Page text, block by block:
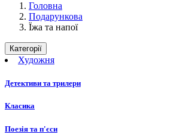
Головна
Подарункова
Їжа та напої
Категорії
Художня
Детективи та трилери
Класика
Поезія та п'єси